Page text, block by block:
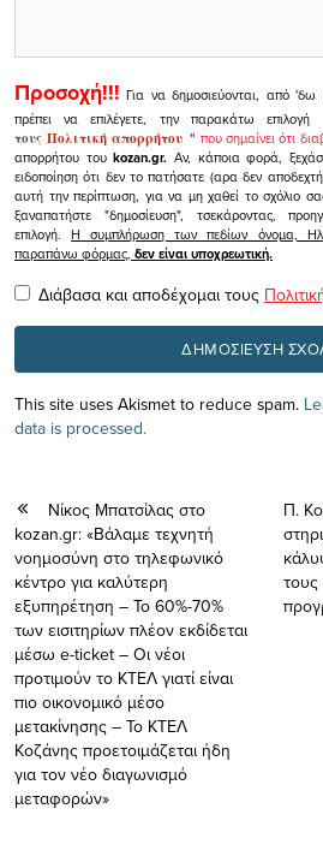
Προσοχή!!! Για να δημοσιεύονται, από
πρέπει να επιλέγετε, την παρακάτω επιλογή
τουςΠολιτική απορρήτου" που σημαίνει ότι
απορρήτου τουkozan.gr. Αν, κάποια φορά,
ειδοποίηση ότι δεν το πατήσατε (αρα δεν
αυτή την περίπτωση, για να μη χαθεί το σχόλιο
ξαναπατήστε "δημοσίευση", τσεκάροντας,
επιλογή.Η συμπλήρωση των πεδίων όνομα, Ηλ.
παραπάνω φόρμας, δεν είναι υποχρεωτική.
Διάβασα και αποδέχομαι τους
This site uses Akismet to reduce spam.
data is processed.
Νίκος Μπατσίλας στο
kozan.gr: «Βάλαμε τεχνητή
νοημοσύνη στο τηλεφωνικό
κέντρο για καλύτερη
εξυπηρέτηση – Το 60%-70%
των εισιτηρίων πλέον εκδίδεται
μέσω e-ticket – Οι νέοι
προτιμούν το ΚΤΕΛ γιατί είναι
πιο οικονομικό μέσο
μετακίνησης – Το ΚΤΕΛ
Κοζάνης προετοιμάζεται ήδη
για τον νέο διαγωνισμό
μεταφορών»
Π.